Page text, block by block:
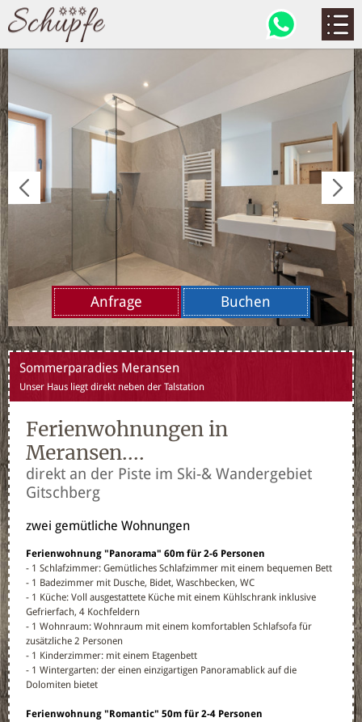
Anfrage Buchen
Sommerparadies Meransen
Unser Haus liegt direkt neben der Talstation
Ferienwohnungen in
Meransen....
direkt an der Piste im Ski-& Wandergebiet
Gitschberg
zwei gemütliche Wohnungen
Ferienwohnung "Panorama" 60m für 2-6 Personen
- 1 Schlafzimmer: Gemütliches Schlafzimmer mit einem bequemen Bett
- 1 Badezimmer mit Dusche, Bidet, Waschbecken, WC
- 1 Küche: Voll ausgestattete Küche mit einem Kühlschrank inklusive
Gefrierfach, 4 Kochfeldern
- 1 Wohnraum: Wohnraum mit einem komfortablen Schlafsofa für
zusätzliche 2 Personen
- 1 Kinderzimmer: mit einem Etagenbett
- 1 Wintergarten: der einen einzigartigen Panoramablick auf die
Dolomiten bietet
Ferienwohnung "Romantic" 50m für 2-4 Personen